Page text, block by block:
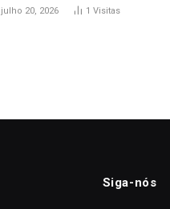
julho 20, 2026 1 Visitas
Siga-nós